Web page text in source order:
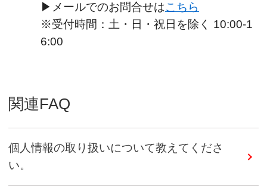
▶メールでのお問合せはこちら
※受付時間：土・日・祝日を除く 10:00-1
6:00
関連FAQ
個人情報の取り扱いについて教えてくださ
い。